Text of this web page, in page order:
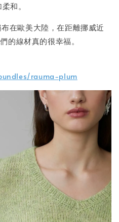
和。
在歐美大陸，在距離挪威近
的線材真的很幸福。
rauma-plum